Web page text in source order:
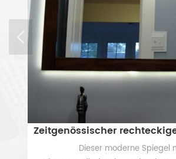
Dieser moderne Spiegel mit